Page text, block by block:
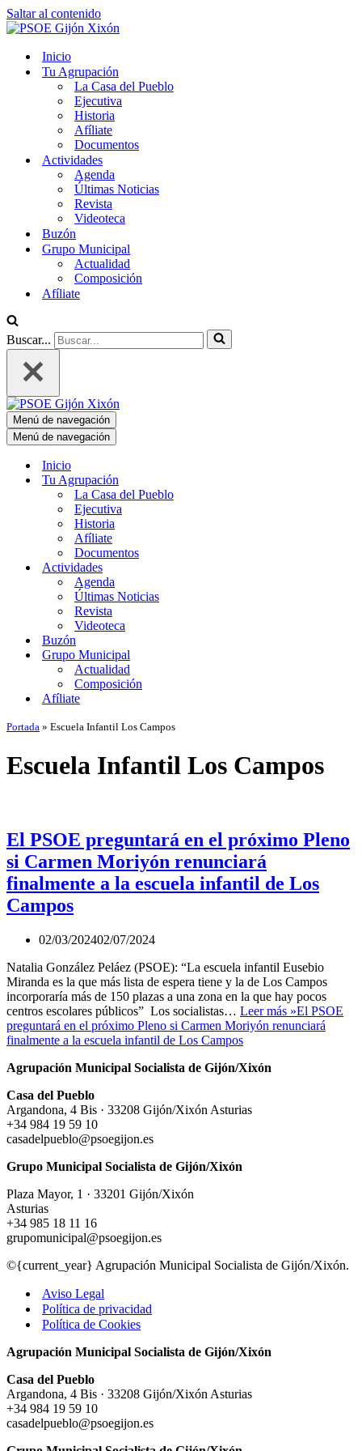
Saltar al contenido
Inicio
Tu Agrupación
La Casa del Pueblo
Ejecutiva
Historia
Afíliate
Documentos
Actividades
Agenda
Últimas Noticias
Revista
Videoteca
Buzón
Grupo Municipal
Actualidad
Composición
Afíliate
Buscar...
Menú de navegación
Menú de navegación
Inicio
Tu Agrupación
La Casa del Pueblo
Ejecutiva
Historia
Afíliate
Documentos
Actividades
Agenda
Últimas Noticias
Revista
Videoteca
Buzón
Grupo Municipal
Actualidad
Composición
Afíliate
Portada » Escuela Infantil Los Campos
Escuela Infantil Los Campos
El PSOE preguntará en el próximo Pleno
si Carmen Moriyón renunciará
finalmente a la escuela infantil de Los
Campos
02/03/202402/07/2024
Natalia González Peláez (PSOE): “La escuela infantil Eusebio
Miranda es la que más lista de espera tiene y la de Los Campos
incorporaría más de 150 plazas a una zona en la que hay pocos
centros escolares públicos” Los socialistas… Leer más »El PSOE
preguntará en el próximo Pleno si Carmen Moriyón renunciará
finalmente a la escuela infantil de Los Campos
Agrupación Municipal Socialista de Gijón/Xixón
Casa del Pueblo
Argandona, 4 Bis · 33208 Gijón/Xixón Asturias
+34 984 19 59 10
casadelpueblo@psoegijon.es
Grupo Municipal Socialista de Gijón/Xixón
Plaza Mayor, 1 · 33201 Gijón/Xixón
Asturias
+34 985 18 11 16
grupomunicipal@psoegijon.es
©{current_year} Agrupación Municipal Socialista de Gijón/Xixón.
Aviso Legal
Política de privacidad
Política de Cookies
Agrupación Municipal Socialista de Gijón/Xixón
Casa del Pueblo
Argandona, 4 Bis · 33208 Gijón/Xixón Asturias
+34 984 19 59 10
casadelpueblo@psoegijon.es